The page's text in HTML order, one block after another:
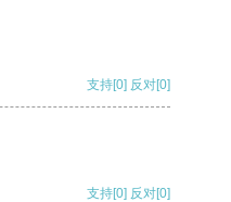
支持[0] 反对[0]
支持[0] 反对[0]